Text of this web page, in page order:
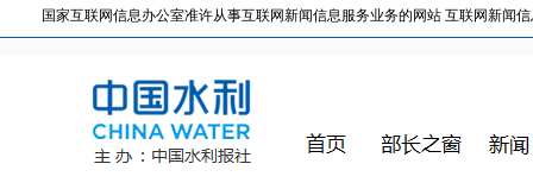
国家互联网信息办公室准许从事互联网新闻信息服务业务的网站 互联网新闻信